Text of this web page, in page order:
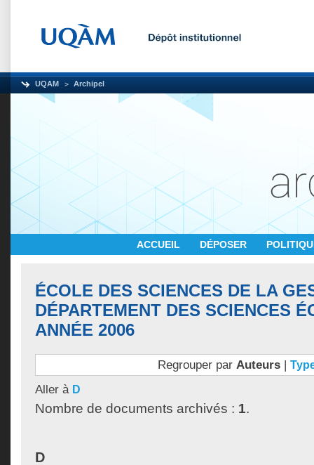
UQAM Archipel
ACCUEIL DÉPOSER
ÉCOLE DES SCIENCES DE LA
DÉPARTEMENT DES SCIENCES
ANNÉE 2006
Regrouper par Auteurs|
Aller à D
Nombre de documents archivés : 1.
D